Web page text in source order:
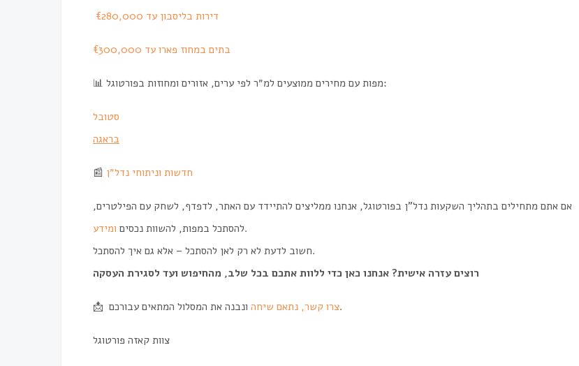
דירות בליסבון עד €280,000
בתים במחוז פארו עד €300,000
📊 מפות עם מחירים ממוצעים למ״ר לפי ערים, אזורים ומחוזות בפורטוגל:
סטובל
בראגה
📰 חדשות וניתוחי נדל״ן
אם אתם מתחילים בתהליך השקעות נדל”ן בפורטוגל, אנחנו ממליצים להתיידד עם האתר, לדפדף, לשחק עם הפילטרים,
להסתכל במפות, להשוות נכסים ומידע
.
חשוב לדעת לא רק לאן להסתכל – אלא גם איך להסתכל.
רוצים עזרה אישית? אנחנו כאן כדי ללוות אתכם בכל שלב, מהחיפוש ועד לסגירת העסקה
📩 צרו קשר, נתאם שיחהונבנה את המסלול המתאים עבורכם.
צוות קאזה פורטוגל